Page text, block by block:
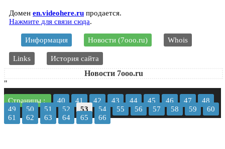
Домен en.videohere.ru продается.
Нажмите для связи сюда.
Информация Новости (7ooo.ru) Whois
Links История сайта
Новости 7ooo.ru
"
Страницы : 40 41 42 43 44 45 46 47
48
49
50 51 52 53 54 55 56 57 58 59
60
61
62 63 64 65 66